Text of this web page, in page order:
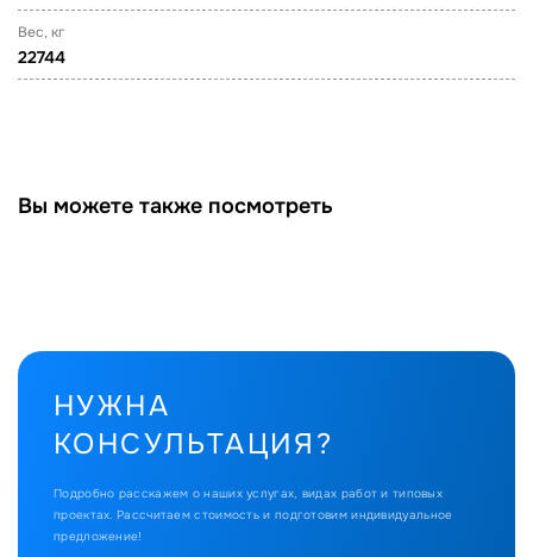
Вес, кг
22744
Вы можете также посмотреть
НУЖНА
КОНСУЛЬТАЦИЯ?
Подробно расскажем о наших услугах, видах работ и типовых
проектах. Рассчитаем стоимость и подготовим индивидуальное
предложение!